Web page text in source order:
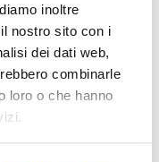
inoltre
nostro sito con i
dei dati web,
combinarle
loro o che hanno
fino a RCF
452-298/00, 452-
13). Autoclavabili